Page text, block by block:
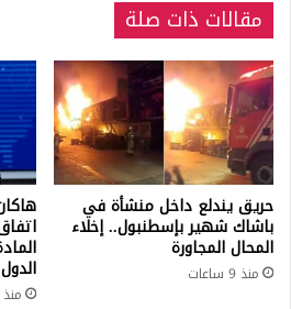
مقالات ذات صلة
حريق يندلع داخل منشأة في
باشاك شهير بإسطنبول.. إخلاء
المحال المجاورة
منذ 9 ساعات
منذ 9 ساعات